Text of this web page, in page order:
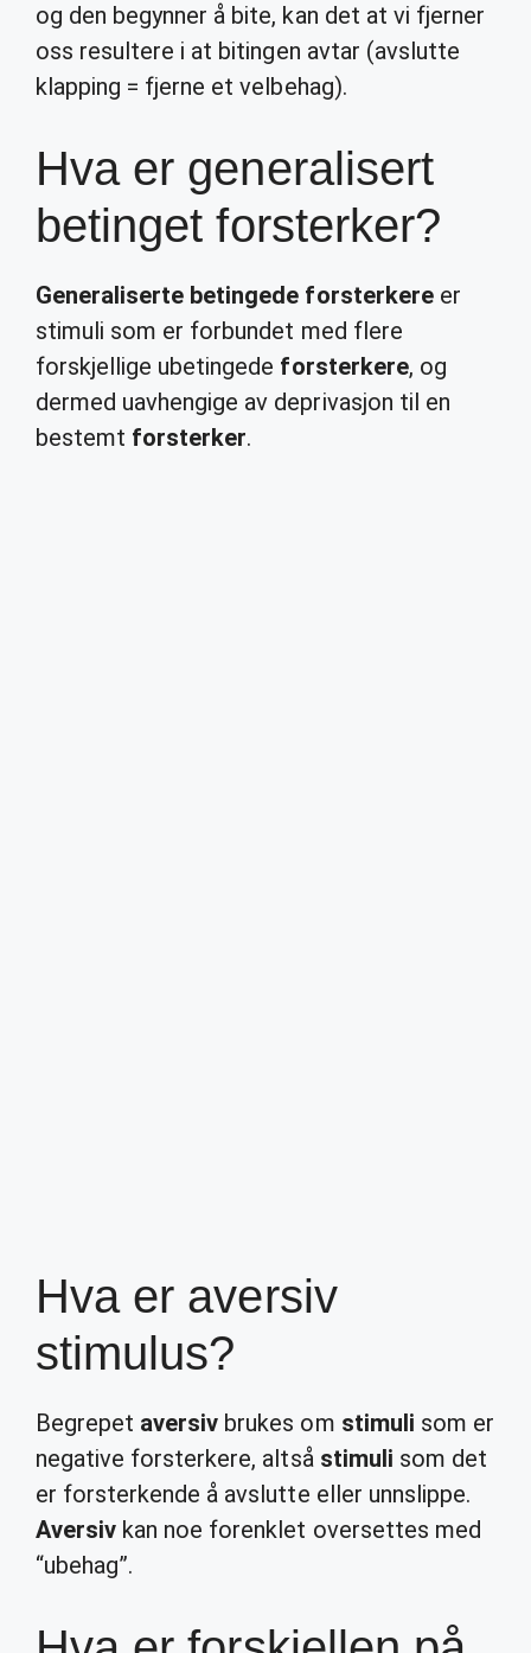
og den begynner å bite, kan det at vi fjerner
oss resultere i at bitingen avtar (avslutte
klapping = fjerne et velbehag).
Hva er generalisert
betinget forsterker?
Generaliserte betingede forsterkereer
stimuli som er forbundet med flere
forskjellige ubetingede forsterkere, og
dermed uavhengige av deprivasjon til en
bestemt forsterker.
Hva er aversiv
stimulus?
Begrepet aversiv brukes om stimuli som er
negative forsterkere, altså stimuli som det
er forsterkende å avslutte eller unnslippe.
Aversiv kan noe forenklet oversettes med
“ubehag”.